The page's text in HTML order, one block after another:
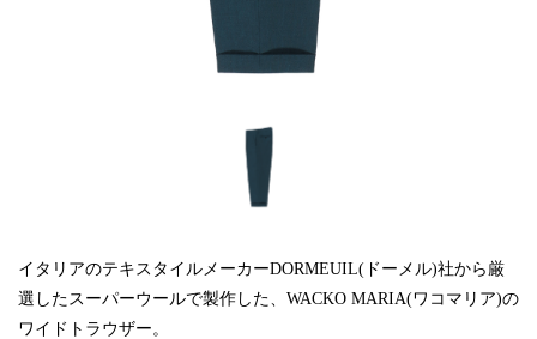
イタリアのテキスタイルメーカーDORMEUIL(ドーメル)社から厳
選したスーパーウールで製作した、WACKO MARIA(ワコマリア)の
ワイドトラウザー。